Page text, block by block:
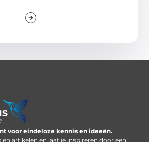
voor eindeloze kennis en ideeën.
en artikelen en laat je inspireren door een